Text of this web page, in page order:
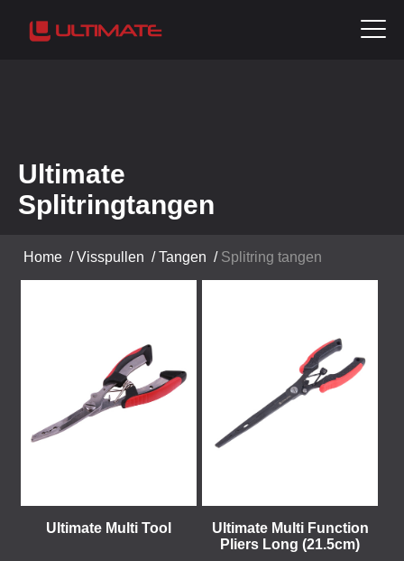
Ultimate
Splitringtangen
Home /Visspullen /Tangen / Splitring tangen
Ultimate Multi Tool
Ultimate Multi Function
Pliers Long (21.5cm)